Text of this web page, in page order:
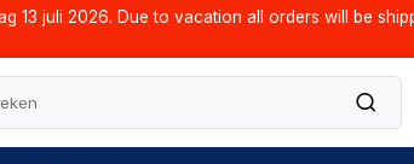
13 juli 2026. Due to vacation all orders will be